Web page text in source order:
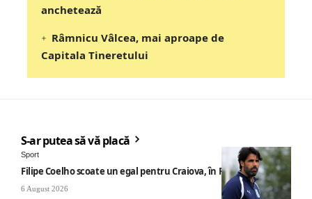
anchetează
Râmnicu Vâlcea, mai aproape de
Capitala Tineretului
S-ar putea să vă placă
Sport
Filipe Coelho scoate un egal pentru Craiova, în Finlanda
6 August 2026